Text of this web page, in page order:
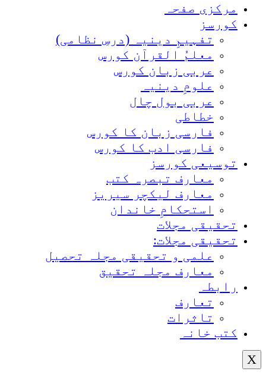
مرکزی صفحہ
کورسز
تفہیمِ دینیہ (درسِ نظامی)
معلمُ القرآن کورس
عربی زبان کورس
علومِ دینیہ
عربی بول چال
خطاطی
فارسی زبان کا کورس
فارسی ادب کا کورس
توسیعی کورسز
معارف تبصرہ کتب
معارف لیکچر سیریز
استحکامِ خاندان
تحقیقی مجلات
تحقیقی مجلات:
علمی و تحقیقی مجلہ تحصیل
معارف مجلہ تحقیق
رابطہ
تعارف
تاثرات
کتب خانہ
X